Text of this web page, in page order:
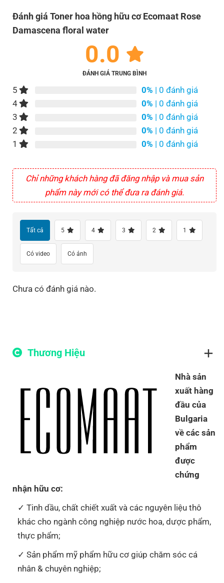
Đánh giá Toner hoa hồng hữu cơ Ecomaat Rose
Damascena floral water
0.0
ĐÁNH GIÁ TRUNG BÌNH
5 0% | 0 đánh giá
4
0% | 0 đánh giá
3
0% | 0 đánh giá
2
0% | 0 đánh giá
1
0% | 0 đánh giá
Chỉ những khách hàng đã đăng nhập và mua sản
phẩm này mới có thể đưa ra đánh giá.
Tất cả 5 4 3 2 1
Có video Có ảnh
Chưa có đánh giá nào.
Thương Hiệu
Nhà sản
xuất hàng
đầu của
Bulgaria
về các sản
phẩm
được
chứng
nhận hữu cơ:
Tinh dầu, chất chiết xuất và các nguyên liệu thô
khác cho ngành công nghiệp nước hoa, dược phẩm,
thực phẩm;
Sản phẩm mỹ phẩm hữu cơ giúp chăm sóc cá
nhân & chuyên nghiệp;